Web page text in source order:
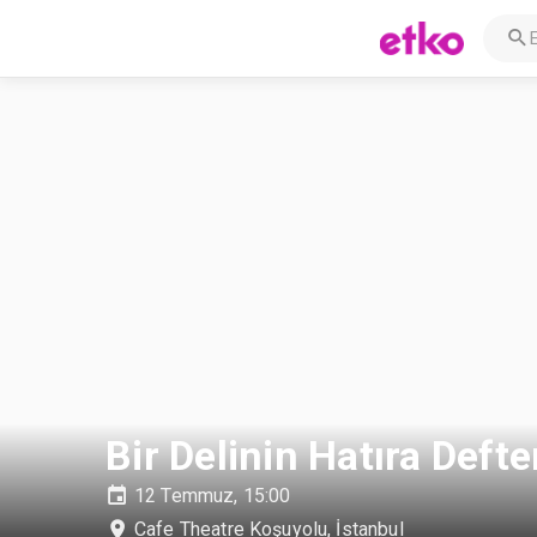
Bir Delinin Hatıra
12 Temmuz, 15:00
Cafe Theatre Koşuyolu, İstanbul